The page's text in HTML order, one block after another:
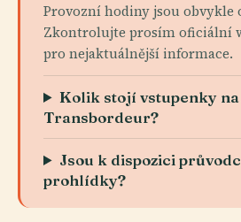
Provozní hodiny jsou obvykle
Zkontrolujte prosím oficiální
pro nejaktuálnější informace.
Kolik stojí vstupenky
Transbordeur?
Jsou k dispozici
prohlídky?